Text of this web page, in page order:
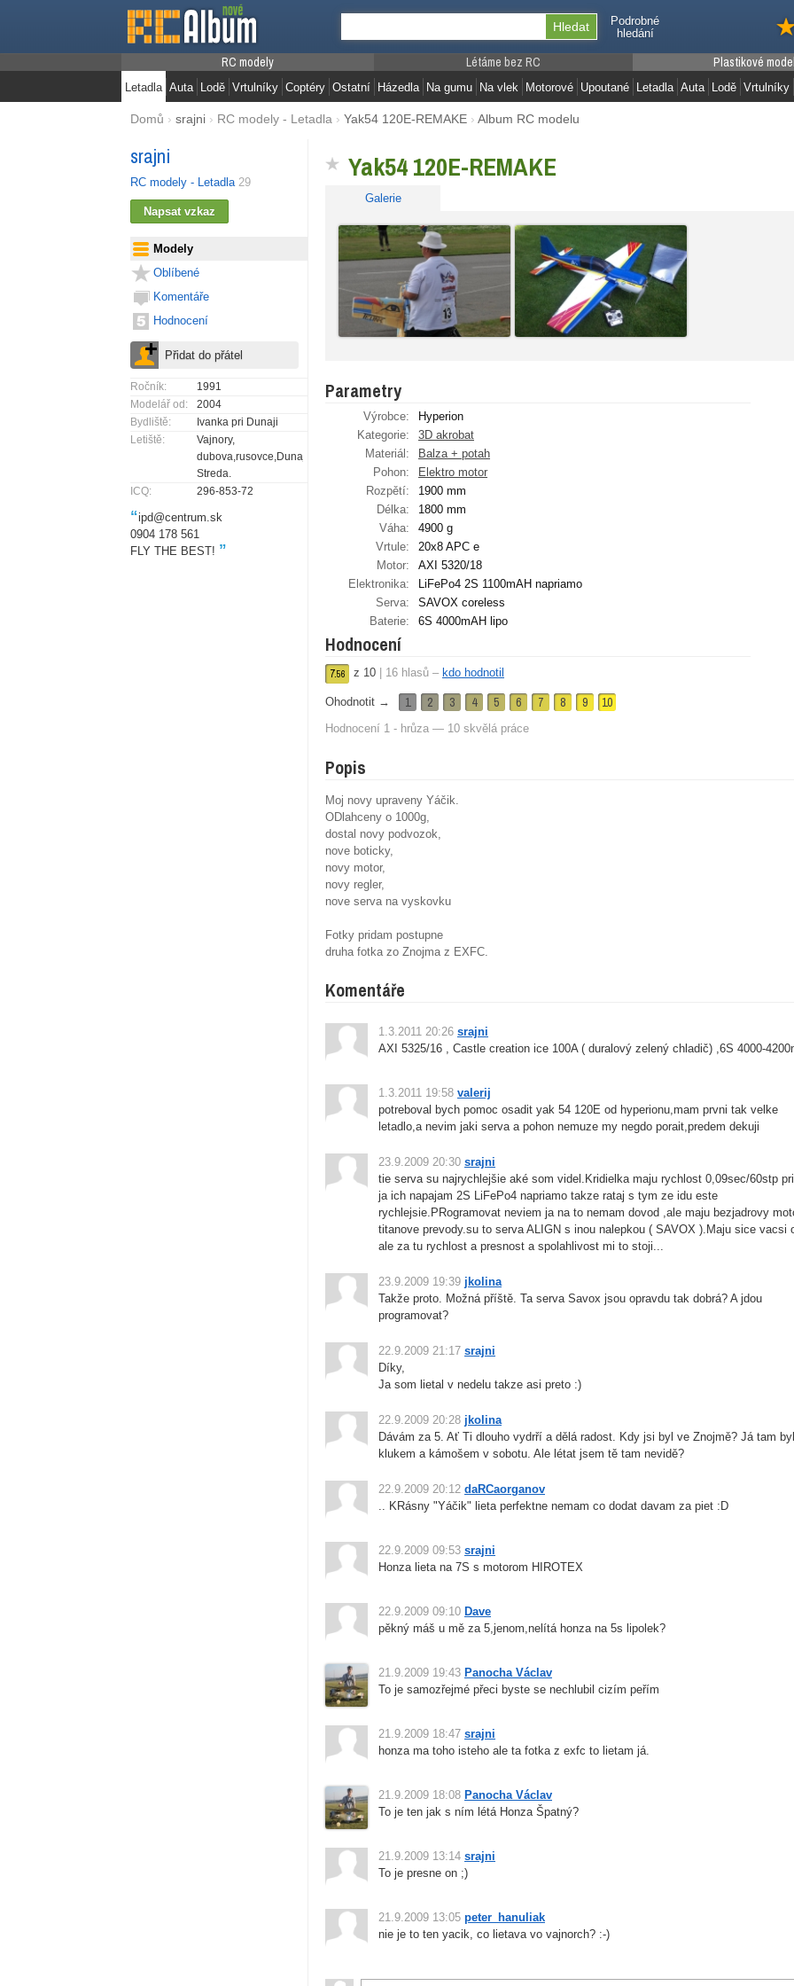
Podrobné
hledání
RC modely
Letadla Auta Lodě Vrtulníky Coptéry Ostatní
Létáme bez RC
Házedla Na gumu Na vlek Motorové Upoutané
Plastikové
Letadla Auta Lodě Vrtulníky
Domů › srajni › RC modely - Letadla › Yak54 120E-REMAKE › Album RC modelu
srajni
RC modely - Letadla 29
Modely
Oblíbené
Komentáře
Hodnocení
Ročník:
1991
Modelář od:
2004
Bydliště:
Ivanka pri Dunaji
Letiště:
Vajnory,
dubova,rusovce,Dunajská
Streda.
ICQ:
296-853-72
“ipd@centrum.sk
0904 178 561
FLY THE BEST! ”
Yak54 120E-REMAKE
Galerie
Parametry
Výrobce:
Hyperion
Kategorie:
3D akrobat
Materiál:
Balza + potah
Pohon:
Elektro motor
Rozpětí:
1900 mm
Délka:
1800 mm
Váha:
4900 g
Vrtule:
20x8 APC e
Motor:
AXI 5320/18
Elektronika:
LiFePo4 2S 1100mAH napriamo
Serva:
SAVOX coreless
Baterie:
6S 4000mAH lipo
Hodnocení
7.56 z 10 16 hlasů – kdo hodnotil
Ohodnotit → 1 2 3 4 5 6 7 8 9 10
Hodnocení 1 - hrůza — 10 skvělá práce
Popis
Moj novy upraveny Yáčik.
ODlahceny o 1000g,
dostal novy podvozok,
nove boticky,
novy motor,
novy regler,
nove serva na vyskovku
Fotky pridam postupne
druha fotka zo Znojma z EXFC.
Komentáře
1.3.2011 20:26 srajni
AXI 5325/16 , Castle creation ice 100A ( duralový zelený chladič) ,6S 4000-
1.3.2011 19:58 valerij
potreboval bych pomoc osadit yak 54 120E od hyperionu,mam prvni tak velke
letadlo,a nevim jaki serva a pohon nemuze my negdo porait,predem dekuji
23.9.2009 20:30 srajni
tie serva su najrychlejšie aké som videl.Kridielka maju rychlost 0,09sec/60stp
ja ich napajam 2S LiFePo4 napriamo takze rataj s tym ze idu este
rychlejsie.PRogramovat neviem ja na to nemam dovod ,ale maju bezjadrovy
titanove prevody.su to serva ALIGN s inou nalepkou ( SAVOX ).Maju sice vacsi
ale za tu rychlost a presnost a spolahlivost mi to stoji...
23.9.2009 19:39 jkolina
Takže proto. Možná příště. Ta serva Savox jsou opravdu tak dobrá? A jdou
programovat?
22.9.2009 21:17 srajni
Díky,
Ja som lietal v nedelu takze asi preto :)
22.9.2009 20:28 jkolina
Dávám za 5. Ať Ti dlouho vydrří a dělá radost. Kdy jsi byl ve Znojmě? Já tam
klukem a kámošem v sobotu. Ale létat jsem tě tam nevidě?
22.9.2009 20:12 daRCaorganov
.. KRásny "Yáčik" lieta perfektne nemam co dodat davam za piet :D
22.9.2009 09:53 srajni
Honza lieta na 7S s motorom HIROTEX
22.9.2009 09:10 Dave
pěkný máš u mě za 5,jenom,nelítá honza na 5s lipolek?
21.9.2009 19:43 Panocha Václav
To je samozřejmé přeci byste se nechlubil cizím peřím
21.9.2009 18:47 srajni
honza ma toho isteho ale ta fotka z exfc to lietam já.
21.9.2009 18:08 Panocha Václav
To je ten jak s ním létá Honza Špatný?
21.9.2009 13:14 srajni
To je presne on ;)
21.9.2009 13:05 peter_hanuliak
nie je to ten yacik, co lietava vo vajnorch? :-)